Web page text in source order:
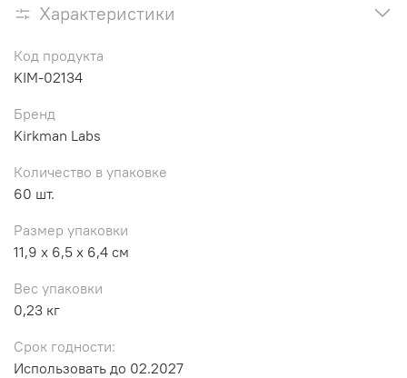
Характеристики
Код продукта
KIM-02134
Бренд
Kirkman Labs
Количество в упаковке
60 шт.
Размер упаковки
11,9 x 6,5 x 6,4 см
Вес упаковки
0,23 кг
Срок годности:
Использовать до 02.2027